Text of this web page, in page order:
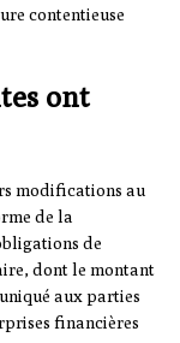
contentieuse
ont
modifications au
de la
de
dont le montant
aux parties
financières